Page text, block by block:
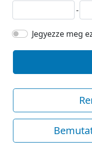
-
Jegyezze meg